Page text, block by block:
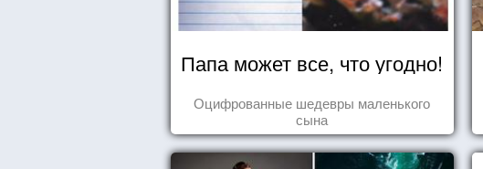
Папа может все, что угодно!
Оцифрованные шедевры маленького
сына